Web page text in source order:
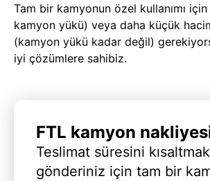
Tam bir kamyonun özel kullanımı
kamyon yükü) veya daha küçük
(kamyon yükü kadar değil)
iyi çözümlere sahibiz.
FTL kamyon
Teslimat süresini
gönderiniz için tam bir